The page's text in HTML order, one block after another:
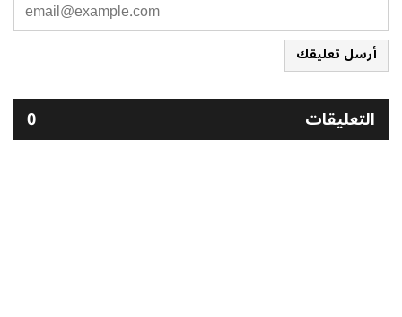
أرسل تعليقك
التعليقات 0